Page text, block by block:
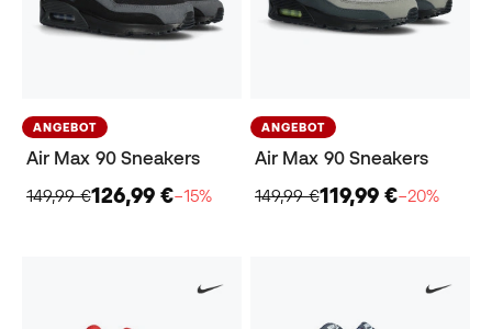
ANGEBOT
Air Max 90 Sneakers
149,99 €126,99 €−15%
ANGEBOT
Air Max 90 Sneakers
149,99 €119,99 €−20%